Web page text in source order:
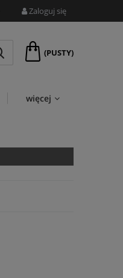
Zaloguj się
(PUSTY)
więcej